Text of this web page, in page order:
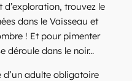
d’exploration, trouvez le
dans le Vaisseau et
! Et pour pimenter
déroule dans le noir...
d’un adulte obligatoire